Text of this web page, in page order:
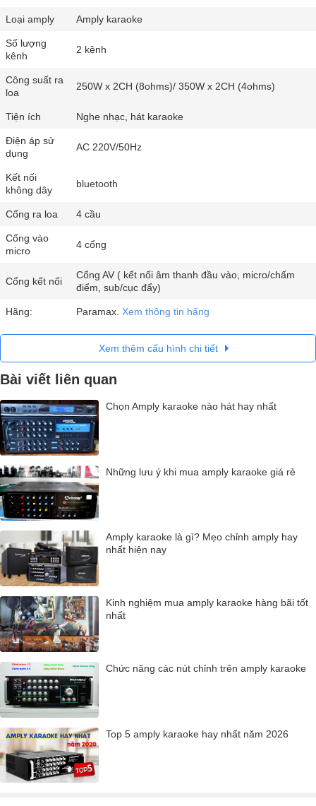
Loại amply Amply karaoke
Số lượng
kênh
2 kênh
Công suất ra
loa
250W x 2CH (8ohms)/ 350W x 2CH (4ohms)
Tiện ích Nghe nhạc, hát karaoke
Điện áp sử
dụng
AC 220V/50Hz
Kết nối
không dây
bluetooth
Cổng ra loa 4 cầu
Cổng vào
micro
4 cổng
Cổng kết nối
Cổng AV ( kết nối âm thanh đầu vào, micro/chấm
điểm, sub/cục đẩy)
Hãng: Paramax. Xem thông tin hãng
Xem thêm cấu hình chi tiết
Bài viết liên quan
Chọn Amply karaoke nào hát hay nhất
Những lưu ý khi mua amply karaoke giá rẻ
Amply karaoke là gì? Mẹo chỉnh amply hay
nhất hiện nay
Kinh nghiệm mua amply karaoke hàng bãi tốt
nhất
Chức năng các nút chỉnh trên amply karaoke
Top 5 amply karaoke hay nhất năm 2026